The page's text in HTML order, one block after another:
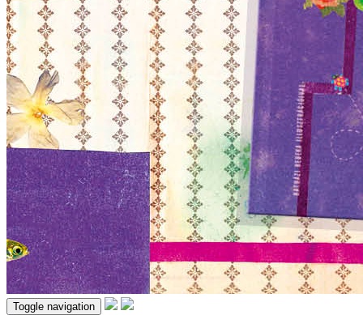
Toggle navigation